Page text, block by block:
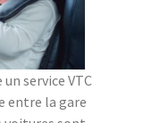
service VTC
entre la gare